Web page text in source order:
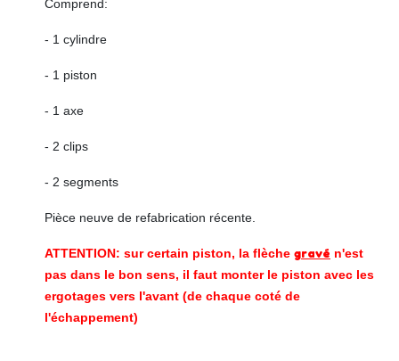
Comprend:
- 1 cylindre
- 1 piston
- 1 axe
- 2 clips
- 2 segments
Pièce neuve de refabrication récente.
ATTENTION: sur certain piston, la flèche gravé n'est
pas dans le bon sens, il faut monter le piston avec les
ergotages vers l'avant (de chaque coté de
l'échappement)